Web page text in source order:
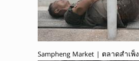
Sampheng Market | ตลาดสำเพ็ง